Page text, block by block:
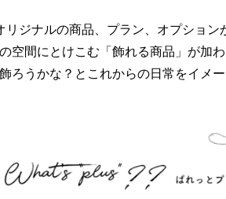
リジナルの商品、プラン、オプション
空間にとけこむ「飾れる商品」が加わ
ろうかな？とこれからの日常をイメ